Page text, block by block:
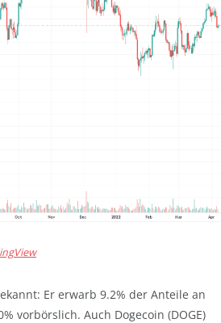
Er erwarb 9.2% der Anteile an
vorbörslich. Auch Dogecoin (DOGE)